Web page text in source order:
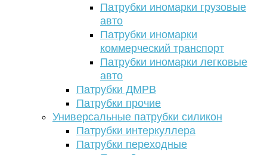
Патрубки иномарки грузовые
авто
Патрубки иномарки
коммерческий транспорт
Патрубки иномарки легковые
авто
Патрубки ДМРВ
Патрубки прочие
Универсальные патрубки силикон
Патрубки интеркуллера
Патрубки переходные